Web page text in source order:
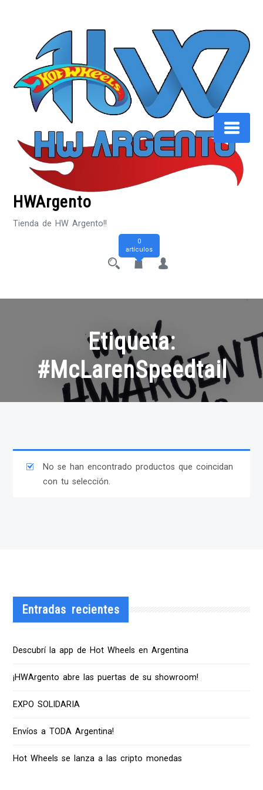
HWArgento
Tienda de HW Argento!!
0
artículos
Etiqueta:
#McLarenSpeedtail
No se han encontrado productos que coincidan
con tu selección.
Entradas recientes
Descubrí la app de Hot Wheels en Argentina
¡HWArgento abre las puertas de su showroom!
EXPO SOLIDARIA
Envíos a TODA Argentina!
Hot Wheels se lanza a las cripto monedas